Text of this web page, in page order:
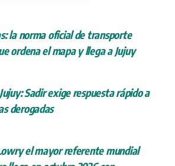
la norma oficial de transporte
ordena el mapa y llega a Jujuy
Sadir exige respuesta rápido a
derogadas
el mayor referente mundial